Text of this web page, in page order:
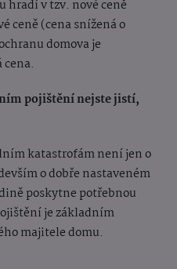
hradí v tzv. nové ceně
ceně (cena snížená o
domova je
pojištění nejste jistí,
katastrofám není jen o
o dobře nastaveném
poskytne potřebnou
je základním
majitele domu.